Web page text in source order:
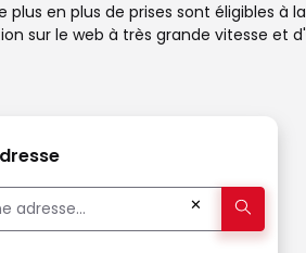
plus en plus de prises sont éligibles
sur le web à très grande vitesse et
✕